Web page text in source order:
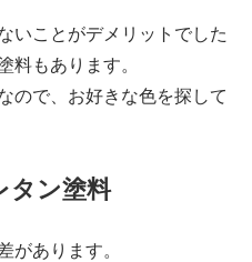
いことがデメリットでした
料もあります。
ので、お好きな色を探して
タン塗料
があります。